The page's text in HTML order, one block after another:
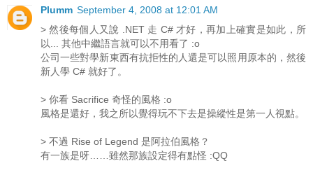
Plumm September 4, 2008 at 12:01 AM
> 然後每個人又說 .NET 走 C# 才好，再加上確實是如此，所
以... 其他中繼語言就可以不用看了 :o
公司一些對學新東西有抗拒性的人還是可以照用原本的，然後
新人學 C# 就好了。
> 你看 Sacrifice 奇怪的風格 :o
風格是還好，我之所以覺得玩不下去是操縱性是第一人視點。
> 不過 Rise of Legend 是阿拉伯風格？
有一族是呀……雖然那族設定得有點怪 :QQ